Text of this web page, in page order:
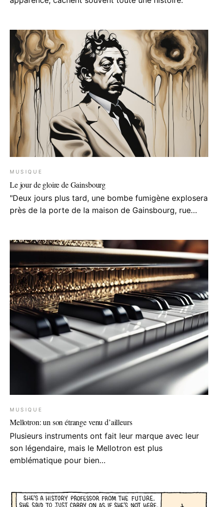
MUSIQUE
Le jour de gloire de Gainsbourg
"Deux jours plus tard, une bombe fumigène explosera
près de la porte de la maison de Gainsbourg, rue…
MUSIQUE
Mellotron: un son étrange venu d’ailleurs
Plusieurs instruments ont fait leur marque avec leur
son légendaire, mais le Mellotron est plus
emblématique pour bien…